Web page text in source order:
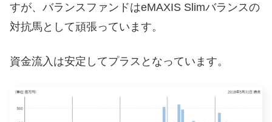
すが、バランスファンドはeMAXIS Slimバランスの
対抗馬として頑張っています。
資金流入は安定してプラスとなっています。